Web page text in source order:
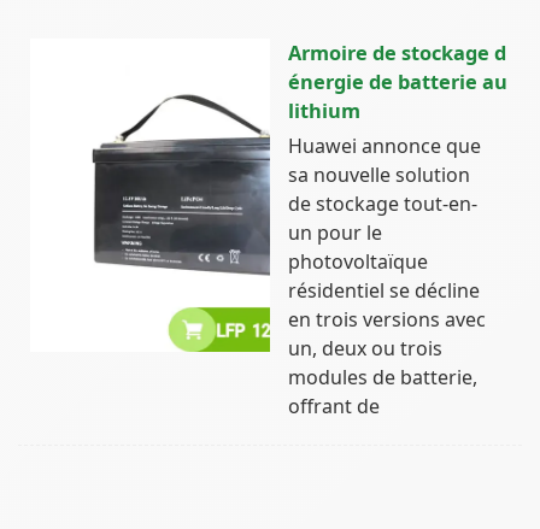
Armoire de stockage d
énergie de batterie au
lithium
Huawei annonce que
sa nouvelle solution
de stockage tout-en-
un pour le
photovoltaïque
résidentiel se décline
en trois versions avec
un, deux ou trois
modules de batterie,
offrant de